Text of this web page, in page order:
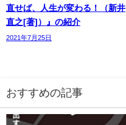
直せば、人生が変わる！（新井
直之[著]）』の紹介
2021年7月25日
おすすめの記事